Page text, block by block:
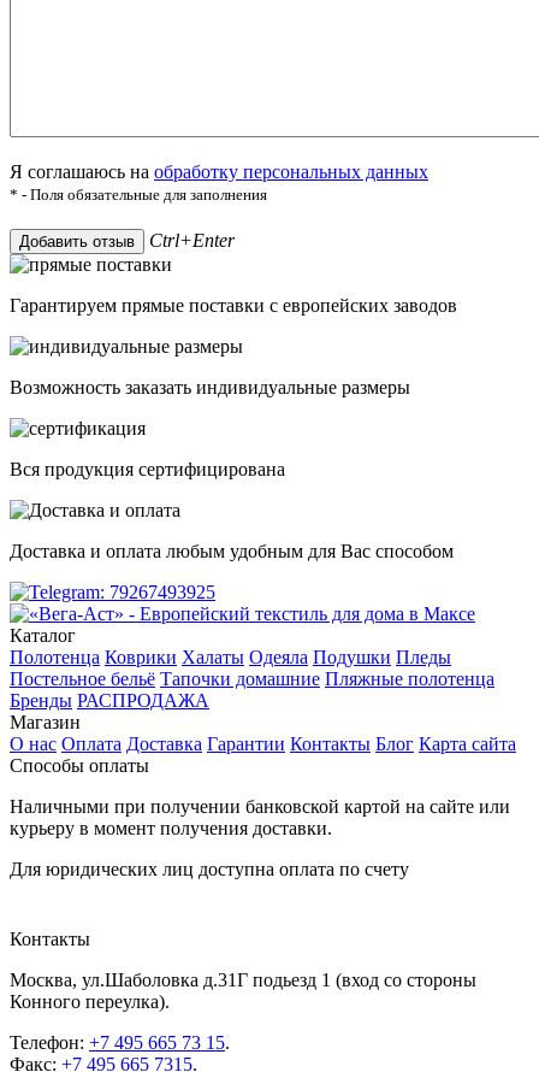
Я соглашаюсь на обработку персональных данных
* - Поля обязательные для заполнения
Добавить отзыв Ctrl+Enter
Гарантируем прямые поставки с европейских заводов
Возможность заказать индивидуальные размеры
Вся продукция сертифицирована
Доставка и оплата любым удобным для Вас способом
Каталог
Полотенца Коврики Халаты Одеяла Подушки Пледы
Постельное бельё Тапочки домашние Пляжные полотенца
Бренды РАСПРОДАЖА
Магазин
О нас Оплата Доставка Гарантии Контакты Блог Карта сайта
Способы оплаты
Наличными при получении банковской картой на сайте или
курьеру в момент получения доставки.
Для юридических лиц доступна оплата по счету
Контакты
Москва, ул.Шаболовка д.31Г подьезд 1 (вход со стороны
Конного переулка).
Телефон: +7 495 665 73 15.
Факс: +7 495 665 7315.